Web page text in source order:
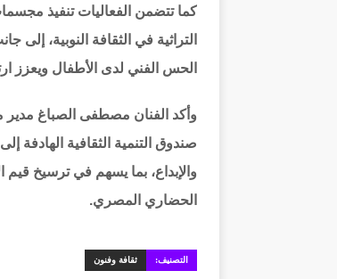
كما تتضمن الفعاليات تنفيذ
التراثية في الثقافة النوبية،
الحس الفني لدى الأطفال ويعزز
وأكد الفنان مصطفى الصباغ مدير
صندوق التنمية الثقافية الهادفة
والإبداع، بما يسهم في ترسيخ قيم
الحضاري المصري.
التصنيف: ثقافة وفنون